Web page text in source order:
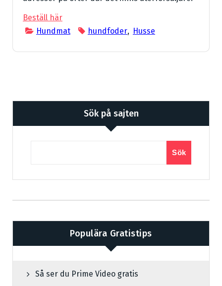
Beställ här
Hundmat
hundfoder, Husse
Sök på sajten
Sök
Populära Gratistips
Så ser du Prime Video gratis